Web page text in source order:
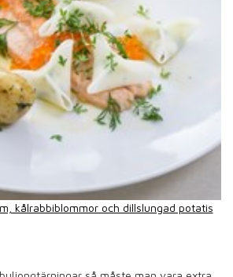
kålrabbiblommor och dillslungad potatis